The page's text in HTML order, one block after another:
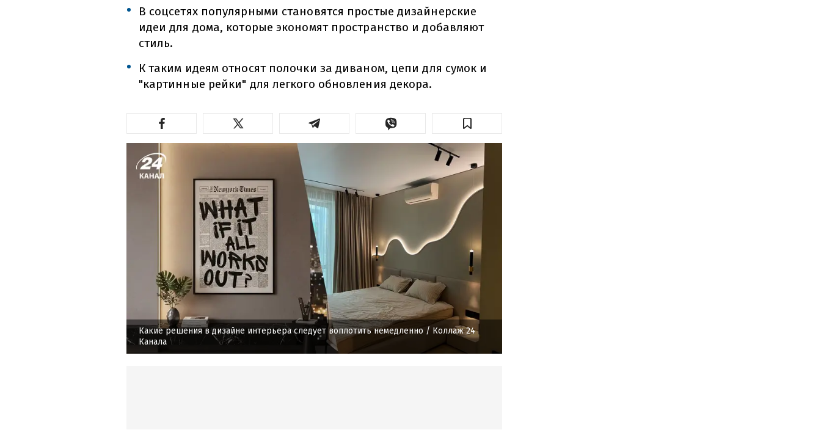
В соцсетях популярными становятся простые дизайнерские
идеи для дома, которые экономят пространство и добавляют
стиль.
К таким идеям относят полочки за диваном, цепи для сумок и
"картинные рейки" для легкого обновления декора.
Какие решения в дизайне интерьера следует воплотить немедленно / Коллаж 24
Канала